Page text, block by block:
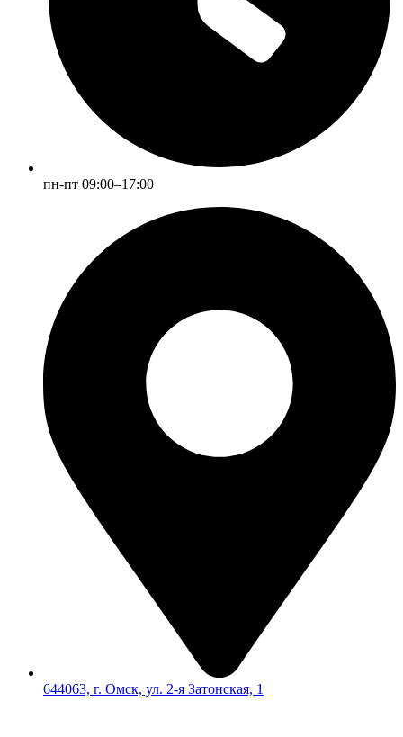
пн-пт 09:00–17:00
644063, г. Омск, ул. 2-я Затонская, 1